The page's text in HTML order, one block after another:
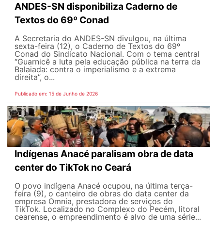
ANDES-SN disponibiliza Caderno de
Textos do 69º Conad
A Secretaria do ANDES-SN divulgou, na última
sexta-feira (12), o Caderno de Textos do 69º
Conad do Sindicato Nacional. Com o tema central
“Guarnicê a luta pela educação pública na terra da
Balaiada: contra o imperialismo e a extrema
direita”, o...
Publicado em: 15 de Junho de 2026
Indígenas Anacé paralisam obra de data
center do TikTok no Ceará
O povo indígena Anacé ocupou, na última terça-
feira (9), o canteiro de obras do data center da
empresa Omnia, prestadora de serviços do
TikTok. Localizado no Complexo do Pecém, litoral
cearense, o empreendimento é alvo de uma série...